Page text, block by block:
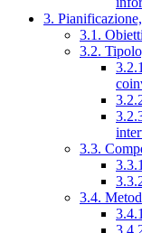
3.
3.1.
3.2.
3.3.
3.4.